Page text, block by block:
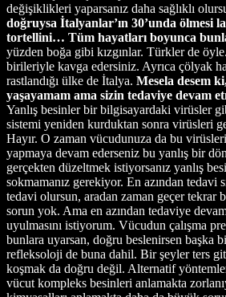
değişiklikleri yaparsanız daha sağlıklı
doğruysa İtalyanlar’ın 30’unda ölmesi
tortellini… Tüm hayatları boyunca
yüzden boğa gibi kızgınlar. Türkler de
birileriyle kavga edersiniz. Ayrıca çölyak
rastlandığı ülke de İtalya. Mesela desem
yaşayamam ama sizin tedaviye devam
Yanlış besinler bir bilgisayardaki virüsler
sistemi yeniden kurduktan sonra virüsleri
Hayır. O zaman vücudunuza da bu virüsleri
yapmaya devam ederseniz bu yanlış bir
gerçekten düzeltmek istiyorsanız yanlış
sokmamanız gerekiyor. En azından tedavi
tedavi olursun, aradan zaman geçer tekrar
sorun yok. Ama en azından tedaviye
uyulmasını istiyorum. Vücudun çalışma
bunlara uyarsan, doğru beslenirsen başka
refleksoloji de buna dahil. Bir şeyler ters
koşmak da doğru değil. Alternatif
vücut kompleks besinleri anlamakta